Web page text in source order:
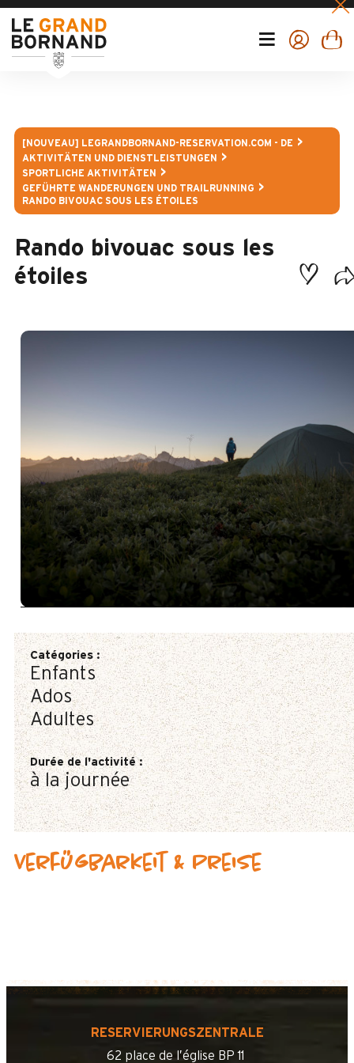
[NOUVEAU] LEGRANDBORNAND-RESERVATION.COM - DE
AKTIVITÄTEN UND DIENSTLEISTUNGEN
SPORTLICHE AKTIVITÄTEN
GEFÜHRTE WANDERUNGEN UND TRAILRUNNING
RANDO BIVOUAC SOUS LES ÉTOILES
Rando bivouac sous les
étoiles
Catégories:
Enfants
Ados
Adultes
Durée de l'activité:
à la journée
Verfügbarkeit & Preise
RESERVIERUNGSZENTRALE
62 place de l’église BP 11